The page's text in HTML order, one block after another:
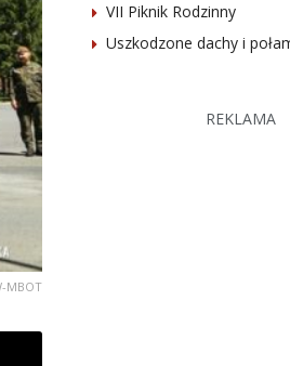
MBOT
VII Piknik Rodzinny
Uszkodzone dachy i
REKLAMA